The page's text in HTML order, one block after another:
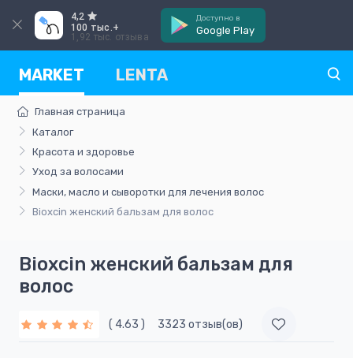
4,2
100 тыс.+
1,92 тыс. отзыва
Доступно в
Google Play
MARKET LENTA
Главная страница
Каталог
Красота и здоровье
Уход за волосами
Маски, масло и сыворотки для лечения волос
Bioxcin женский бальзам для волос
Bioxcin женский бальзам для
волос
( 4.63 ) 3323 отзыв(ов)